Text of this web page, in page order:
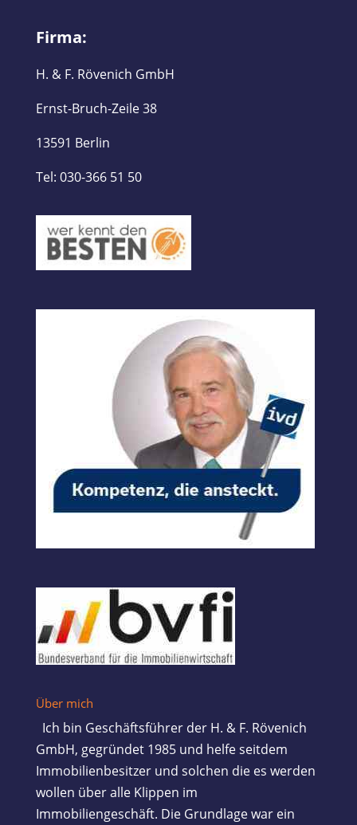
Firma:
H. & F. Rövenich GmbH
Ernst-Bruch-Zeile 38
13591 Berlin
Tel: 030-366 51 50
Über mich
Ich bin Geschäftsführer der H. & F. Rövenich
GmbH, gegründet 1985 und helfe seitdem
Immobilienbesitzer und solchen die es werden
wollen über alle Klippen im
Immobiliengeschäft. Die Grundlage war ein